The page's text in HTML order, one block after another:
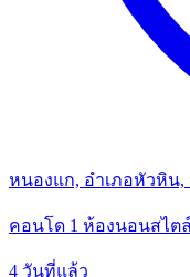
หนองแก, อำเภอหัวหิน
คอนโด 1 ห้องนอนสไต
4 วันที่แล้ว